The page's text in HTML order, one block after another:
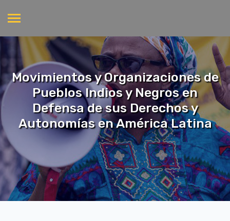
Movimientos y Organizaciones de
Pueblos Indios y Negros en
Defensa de sus Derechos y
Autonomías en América Latina